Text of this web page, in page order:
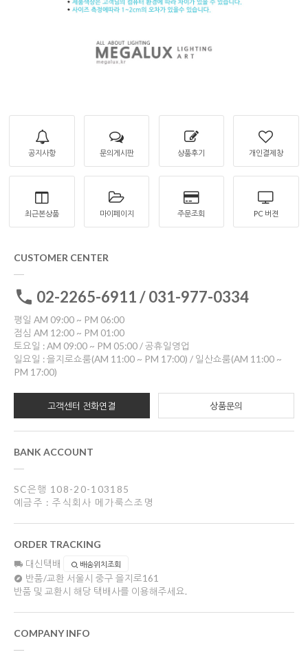
공지사항 문의게시판 상품후기 개인결제창
최근본상품 마이페이지 주문조회 PC 버젼
CUSTOMER CENTER
02-2265-6911 / 031-977-0334
평일 AM 09:00 ~ PM 06:00
점심 AM 12:00 ~ PM 01:00
토요일 : AM 09:00 ~ PM 05:00 / 공휴일영업
일요일 : 을지로쇼룸(AM 11:00 ~ PM 17:00) / 일산쇼룸(AM 11:00 ~
PM 17:00)
고객센터 전화연결 상품문의
BANK ACCOUNT
SC은행 108-20-103185
예금주 : 주식회사 메가룩스조명
ORDER TRACKING
대신택배 배송위치조회
반품/교환 서울시 중구 을지로161
반품 및 교환시 해당 택배사를 이용해주세요.
COMPANY INFO